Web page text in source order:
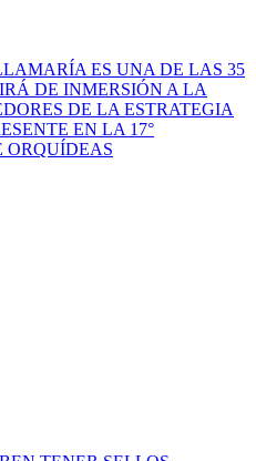
ES UNA DE LAS 35
DE INMERSIÓN A LA
DE LA ESTRATEGIA
EN LA 17°
ORQUÍDEAS